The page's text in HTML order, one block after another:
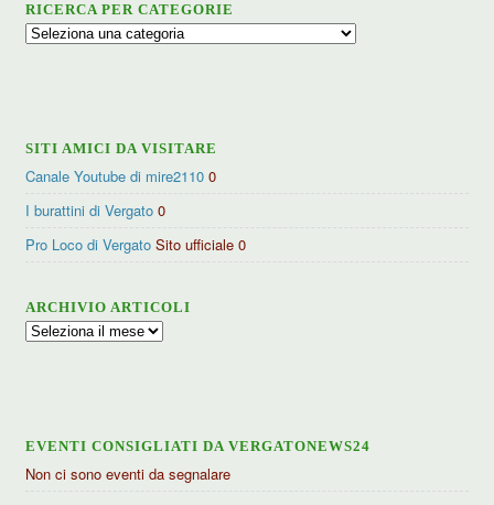
RICERCA PER CATEGORIE
Ricerca
SITI AMICI DA VISITARE
Canale Youtube di mire2110 0
I burattini di Vergato 0
Pro Loco di Vergato Sito ufficiale 0
ARCHIVIO ARTICOLI
Archivio
EVENTI CONSIGLIATI DA VERGATONEWS24
Non ci sono eventi da segnalare